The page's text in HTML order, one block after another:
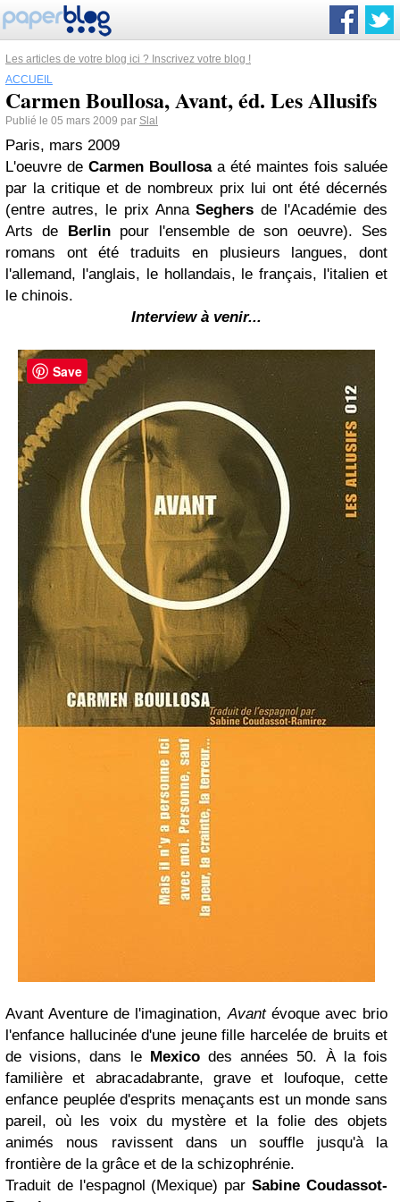
Les articles de votre blog ici ? Inscrivez votre blog !
ACCUEIL
Carmen Boullosa, Avant, éd. Les Allusifs
Publié le 05 mars 2009 par Slal
Paris, mars 2009
L'oeuvre de Carmen Boullosaa été maintes fois saluée
par la critique et de nombreux prix lui ont été décernés
(entre autres, le prix AnnaSeghers de l'Académie des
Arts de Berlinpour l'ensemble de son oeuvre). Ses
romans ont été traduits en plusieurs langues, dont
l'allemand, l'anglais, le hollandais, le français, l'italien et
le chinois.
Interview à venir...
Avant Aventure de l'imagination,Avantévoque avec brio
l'enfance hallucinée d'une jeune fille harcelée de bruits et
de visions, dans le Mexicodes années 50. À la fois
familière et abracadabrante, grave et loufoque, cette
enfance peuplée d'esprits menaçants est un monde sans
pareil, où les voix du mystère et la folie des objets
animés nous ravissent dans un souffle jusqu'à la
frontière de la grâce et de la schizophrénie.
Traduit de l'espagnol (Mexique) parSabine Coudassot-
Save